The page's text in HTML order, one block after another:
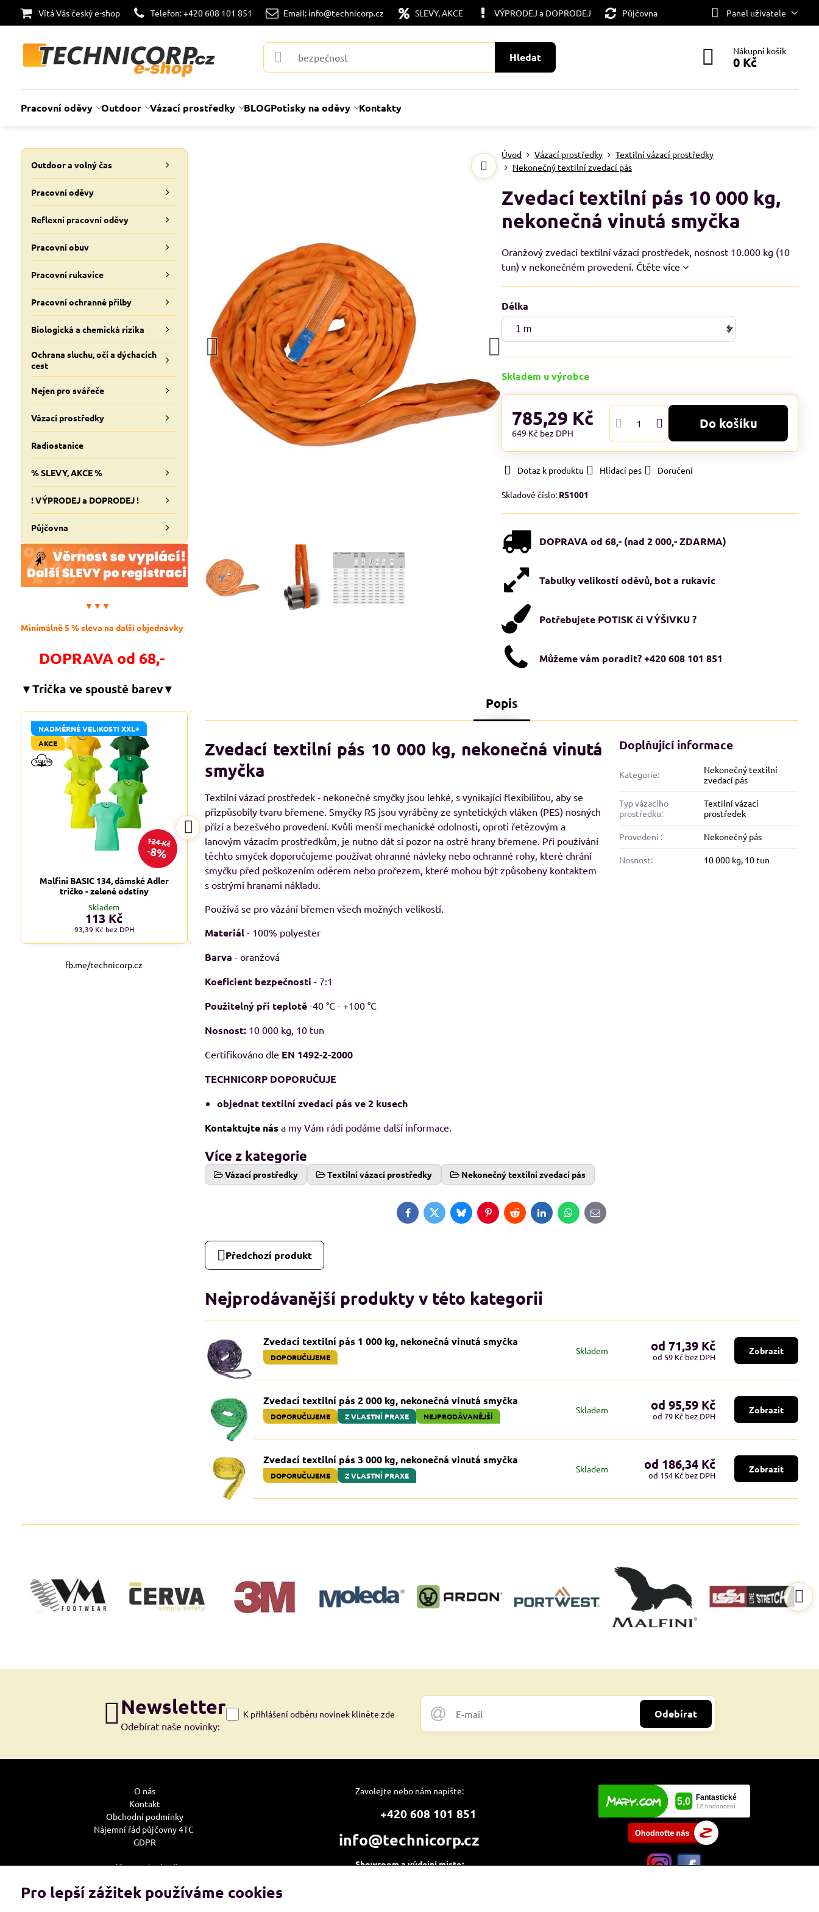
Vítá Vás český e-shop Telefon: +420 608 101 851 Email: info@technicorp.cz SLEVY, AKCE VÝPRODEJ a DOPRODEJ Půjčovna Panel uživatele
Hledat Nákupní košík
0 Kč
Pracovní oděvy Outdoor Vázací prostředky BLOGPotisky na oděvy Kontakty
Úvod Vázací prostředky
Textilní vázací prostředky
Nekonečný textilní zvedací pás
Zvedací textilní pás 10 000 kg,
nekonečná vinutá smyčka
Oranžový zvedací textilní vázací prostředek, nosnost 10.000 kg (10
tun) v nekonečném provedení. Čtěte více
Délka
Skladem u výrobce
785,29 Kč
649 Kč bez DPH
Do košíku
Dotaz k produktu Hlídací pes Doručení
Skladové číslo: RS1001
DOPRAVA od 68,- (nad 2 000,- ZDARMA)
Tabulky velikostí oděvů, bot a rukavic
Potřebujete POTISK či VÝŠIVKU ?
Můžeme vám poradit? +420 608 101 851
Popis
Zvedací textilní pás 10 000 kg, nekonečná vinutá
smyčka
Textilní vázací prostředek - nekonečné smyčky jsou lehké, s vynikající flexibilitou, aby se
přizpůsobily tvaru břemene. Smyčky RS jsou vyráběny ze syntetických vláken (PES) nosných
přízí a bezešvého provedení. Kvůli menší mechanické odolnosti, oproti řetězovým a
lanovým vázacím prostředkům, je nutno dát si pozor na ostré hrany břemene. Při používání
těchto smyček doporučujeme používat ohranné návleky nebo ochranné rohy, které chrání
smyčku před poškozením oděrem nebo prořezem, které mohou být způsobeny kontaktem
s ostrými hranami nákladu.
Používá se pro vázání břemen všech možných velikostí.
Materiál - 100% polyester
Barva - oranžová
Koeficient bezpečnosti - 7:1
Použitelný při teplotě -40 °C - +100 °C
Nosnost: 10 000 kg, 10 tun
Certifikováno dle EN 1492-2-2000
TECHNICORP DOPORUČUJE
objednat textilní zvedací pás ve 2 kusech
Kontaktujte nás a my Vám rádi podáme další informace.
Více z kategorie
Vázací prostředky Textilní vázací prostředky Nekonečný textilní zvedací pás
Doplňující informace
Kategorie:
Nekonečný textilní
zvedací pás
Typ vázacího
prostředku:
Textilní vázací
prostředek
Provedení : Nekonečný pás
Nosnost: 10 000 kg, 10 tun
FacebookTwitterBlueskyPinterestRedditLinkedInWhatsApp
E-
mail
Předchozí produkt
Nejprodávanější produkty v této kategorii
Zvedací textilní pás 1 000 kg, nekonečná vinutá smyčka
DOPORUČUJEME
Skladem od 71,39 Kč
od 59 Kč bez DPH
Zobrazit
Zvedací textilní pás 2 000 kg, nekonečná vinutá smyčka
DOPORUČUJEME Z VLASTNÍ PRAXE NEJPRODÁVANĚJŠÍ
Skladem od 95,59 Kč
od 79 Kč bez DPH
Zobrazit
Zvedací textilní pás 3 000 kg, nekonečná vinutá smyčka
DOPORUČUJEME Z VLASTNÍ PRAXE
Skladem od 186,34 Kč
od 154 Kč bez DPH
Zobrazit
Outdoor a volný čas
Pracovní oděvy
Reflexní pracovní oděvy
Pracovní obuv
Pracovní rukavice
Pracovní ochranné přilby
Biologická a chemická rizika
Ochrana sluchu, očí a dýchacích
cest
Nejen pro svářeče
Vázací prostředky
Radiostanice
% SLEVY, AKCE %
! VÝPRODEJ a DOPRODEJ !
Půjčovna
▼▼▼
Minimálně 5 % sleva na další objednávky
DOPRAVA od 68,-
▼Trička ve spoustě barev▼
124 Kč
8%
NADMĚRNÉ VELIKOSTI XXL+
AKCE
Malfini BASIC 134, dámské Adler
tričko - zelené odstíny
Skladem
113 Kč
93,39 Kč bez DPH
8%
AKCE
Malfini BASIC 129, pánské Adler
tričko - tmavé odstíny
Skladem
od 109 Kč
od 90,08 Kč bez DPH
od 239 Kč
AKCE
AKCE
fb.me/technicorp.cz
Newsletter
Odebírat naše novinky:
Odebírat
K přihlášení odběru novinek kliněte zde
O nás
Kontakt
Obchodní podmínky
Nájemní řád půjčovny 4TC
GDPR
Může se Vám hodit:
Doprava
Zavolejte nebo nám napište:
+420 608 101 851
info@technicorp.cz
Showroom a výdejní místo:
Pro lepší zážitek používáme cookies